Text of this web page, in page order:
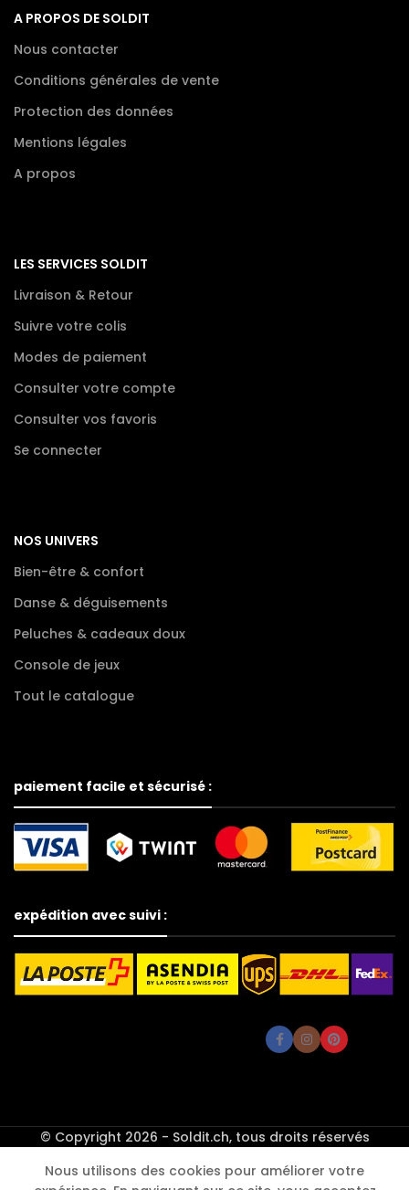
A PROPOS DE SOLDIT
Nous contacter
Conditions générales de vente
Protection des données
Mentions légales
A propos
LES SERVICES SOLDIT
Livraison & Retour
Suivre votre colis
Modes de paiement
Consulter votre compte
Consulter vos favoris
Se connecter
NOS UNIVERS
Bien-être & confort
Danse & déguisements
Peluches & cadeaux doux
Console de jeux
Tout le catalogue
paiement facile et sécurisé :
expédition avec suivi :
© Copyright 2026 - Soldit.ch, tous droits réservés
Nous utilisons des cookies pour améliorer votre
Oreiller
pour les
genoux et
les jambes